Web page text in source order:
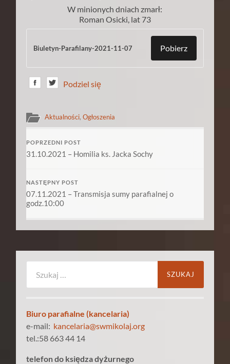
W minionych dniach zmarł:
Roman Osicki, lat 73
Biuletyn-Parafilany-2021-11-07 Pobierz
Podziel się
Aktualności,Ogłoszenia
POPRZEDNI POST
31.10.2021 – Homilia ks. Jacka Sochy
NASTĘPNY POST
07.11.2021 – Transmisja sumy parafialnej o
godz.10:00
Biuro parafialne (kancelaria)
e-mail: kancelaria@swmikolaj.org
tel.:58 663 44 14
telefon do księdza dyżurnego